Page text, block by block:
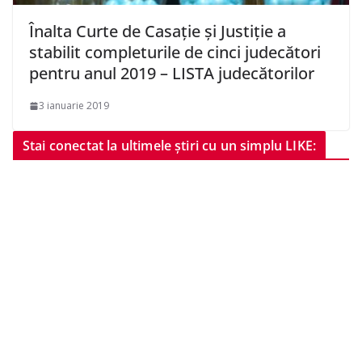
Înalta Curte de Casaţie şi Justiţie a
stabilit completurile de cinci judecători
pentru anul 2019 – LISTA judecătorilor
3 ianuarie 2019
Stai conectat la ultimele știri cu un simplu LIKE: